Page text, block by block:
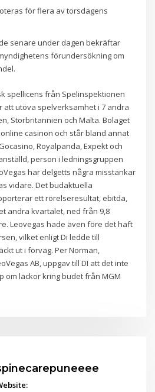
för flera av torsdagens
senare under dagen bekräftar
förundersökning om
spellicens från Spelinspektionen
att utöva spelverksamhet i 7 andra
Storbritannien och Malta. Bolaget
casinon och står bland annat
Royalpanda, Expekt och
person i ledningsgruppen
har delgetts några misstankar
vidare. Det budaktuella
ett rörelseresultat, ebitda,
andra kvartalet, ned från 9,8
Leovegas hade även före det haft
vilket enligt Di ledde till
ut i förväg. Per Norman,
AB, uppgav till DI att det inte
om läckor kring budet från MGM